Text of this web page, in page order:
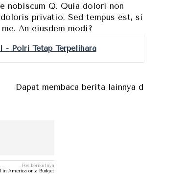
nobiscum Q. Quia dolori non
privatio. Sed tempus est, si
An eiusdem modi?
- Polri Tetap Terpelihara
membaca berita lainnya di kategori berita...
Pos berikutnya
in America on a Budget